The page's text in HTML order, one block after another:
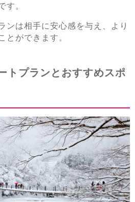
す。
ンは相手に安心感を与え、より
とができます。
トプランとおすすめスポ